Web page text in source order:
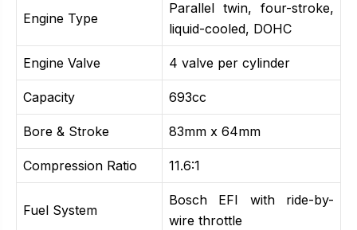
Engine Type
Parallel twin, four-stroke,
liquid-cooled, DOHC
Engine Valve 4 valve per cylinder
Capacity 693cc
Bore & Stroke 83mm x 64mm
Compression Ratio 11.6:1
Fuel System
Bosch EFI with ride-by-
wire throttle